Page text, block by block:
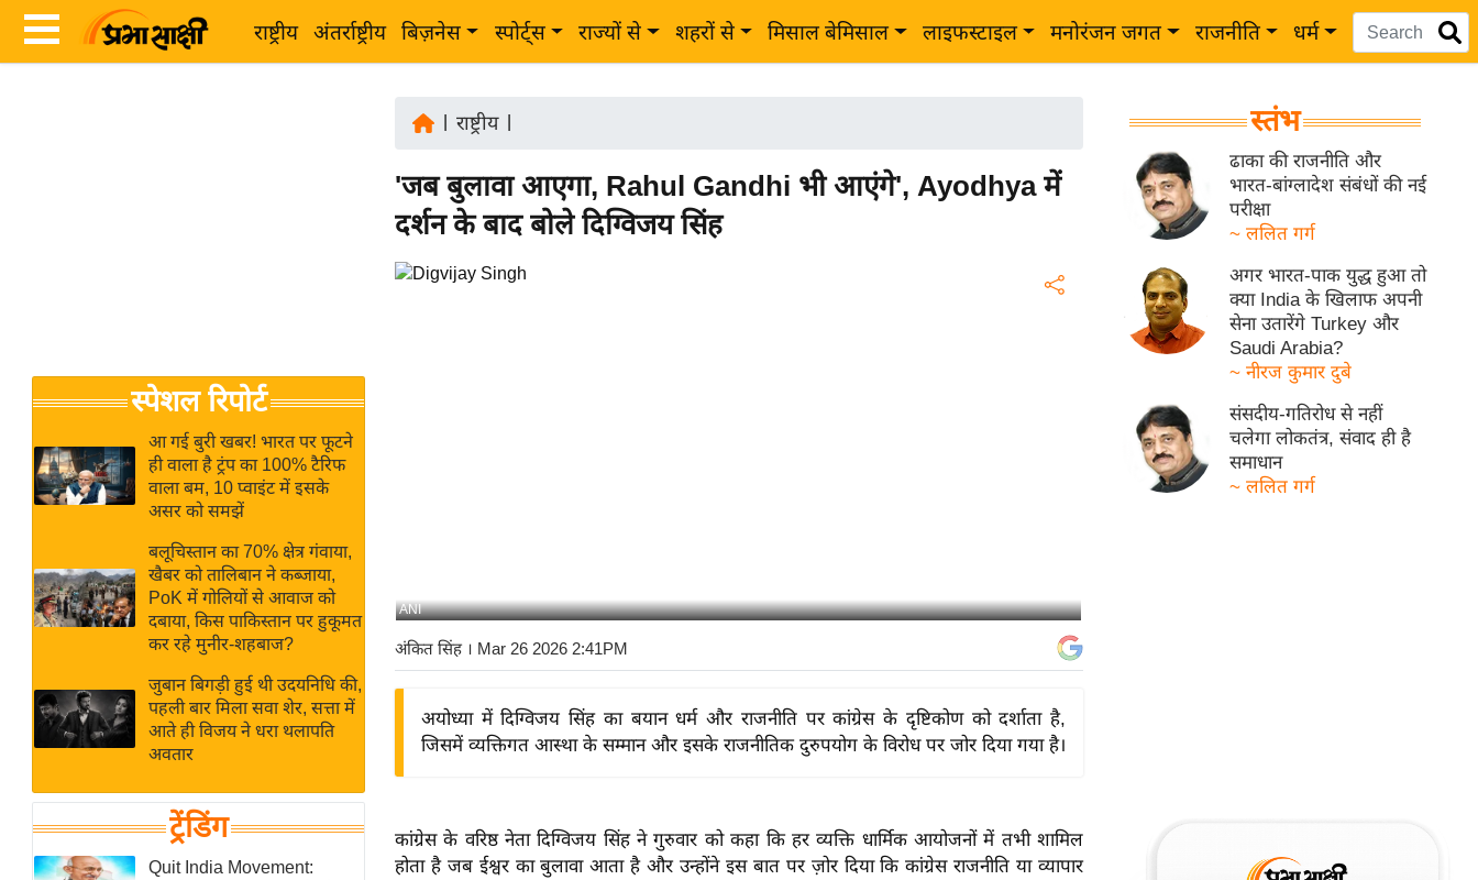
राष्ट्रीय अंतर्राष्ट्रीय बिज़नेस स्पोर्ट्स राज्यों से शहरों से मिसाल बेमिसाल लाइफस्टाइल मनोरंजन जगत राजनीति धर्म
Breaking
News in
Hindi
Hindi
Hindi
Videos
जगत
राय
बजट
क्रिकेट
IPL
2026
ई-पेपर
मिसाल बेमिसाल
शख्सियत
यंग इंडिया
साहित्य जगत
ऑटो वर्ल्ड
स्पेशल रिपोर्ट
आ गई बुरी खबर! भारत पर फूटने
ही वाला है ट्रंप का 100% टैरिफ
वाला बम, 10 प्वाइंट में इसके
असर को समझें
बलूचिस्तान का 70% क्षेत्र गंवाया,
खैबर को तालिबान ने कब्जाया,
PoK में गोलियों से आवाज को
दबाया, किस पाकिस्तान पर हुकूमत
कर रहे मुनीर-शहबाज?
जुबान बिगड़ी हुई थी उदयनिधि की,
पहली बार मिला सवा शेर, सत्ता में
आते ही विजय ने धरा थलापति
अवतार
ट्रेंडिंग
Quit India Movement:
राष्ट्रीय|
'जब बुलावा आएगा, Rahul Gandhi भी आएंगे', Ayodhya में
दर्शन के बाद बोले दिग्विजय सिंह
ANI
अंकित सिंह। Mar 26 2026 2:41PM
अयोध्या में दिग्विजय सिंह का बयान धर्म और राजनीति पर कांग्रेस के दृष्टिकोण को दर्शाता है,
जिसमें व्यक्तिगत आस्था के सम्मान और इसके राजनीतिक दुरुपयोग के विरोध पर जोर दिया गया है।
कांग्रेस के वरिष्ठ नेता दिग्विजय सिंह ने गुरुवार को कहा कि हर व्यक्ति धार्मिक आयोजनों में तभी शामिल
होता है जब ईश्वर का बुलावा आता है और उन्होंने इस बात पर ज़ोर दिया कि कांग्रेस राजनीति या व्यापार
स्तंभ
ढाका की राजनीति और
भारत-बांग्लादेश संबंधों की नई
परीक्षा
~ ललित गर्ग
अगर भारत-पाक युद्ध हुआ तो
क्या India के खिलाफ अपनी
सेना उतारेंगे Turkey और
Saudi Arabia?
~ नीरज कुमार दुबे
संसदीय-गतिरोध से नहीं
चलेगा लोकतंत्र, संवाद ही है
समाधान
~ ललित गर्ग